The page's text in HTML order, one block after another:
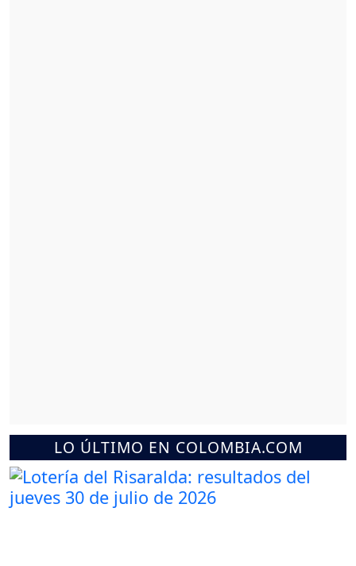
LO ÚLTIMO EN COLOMBIA.COM